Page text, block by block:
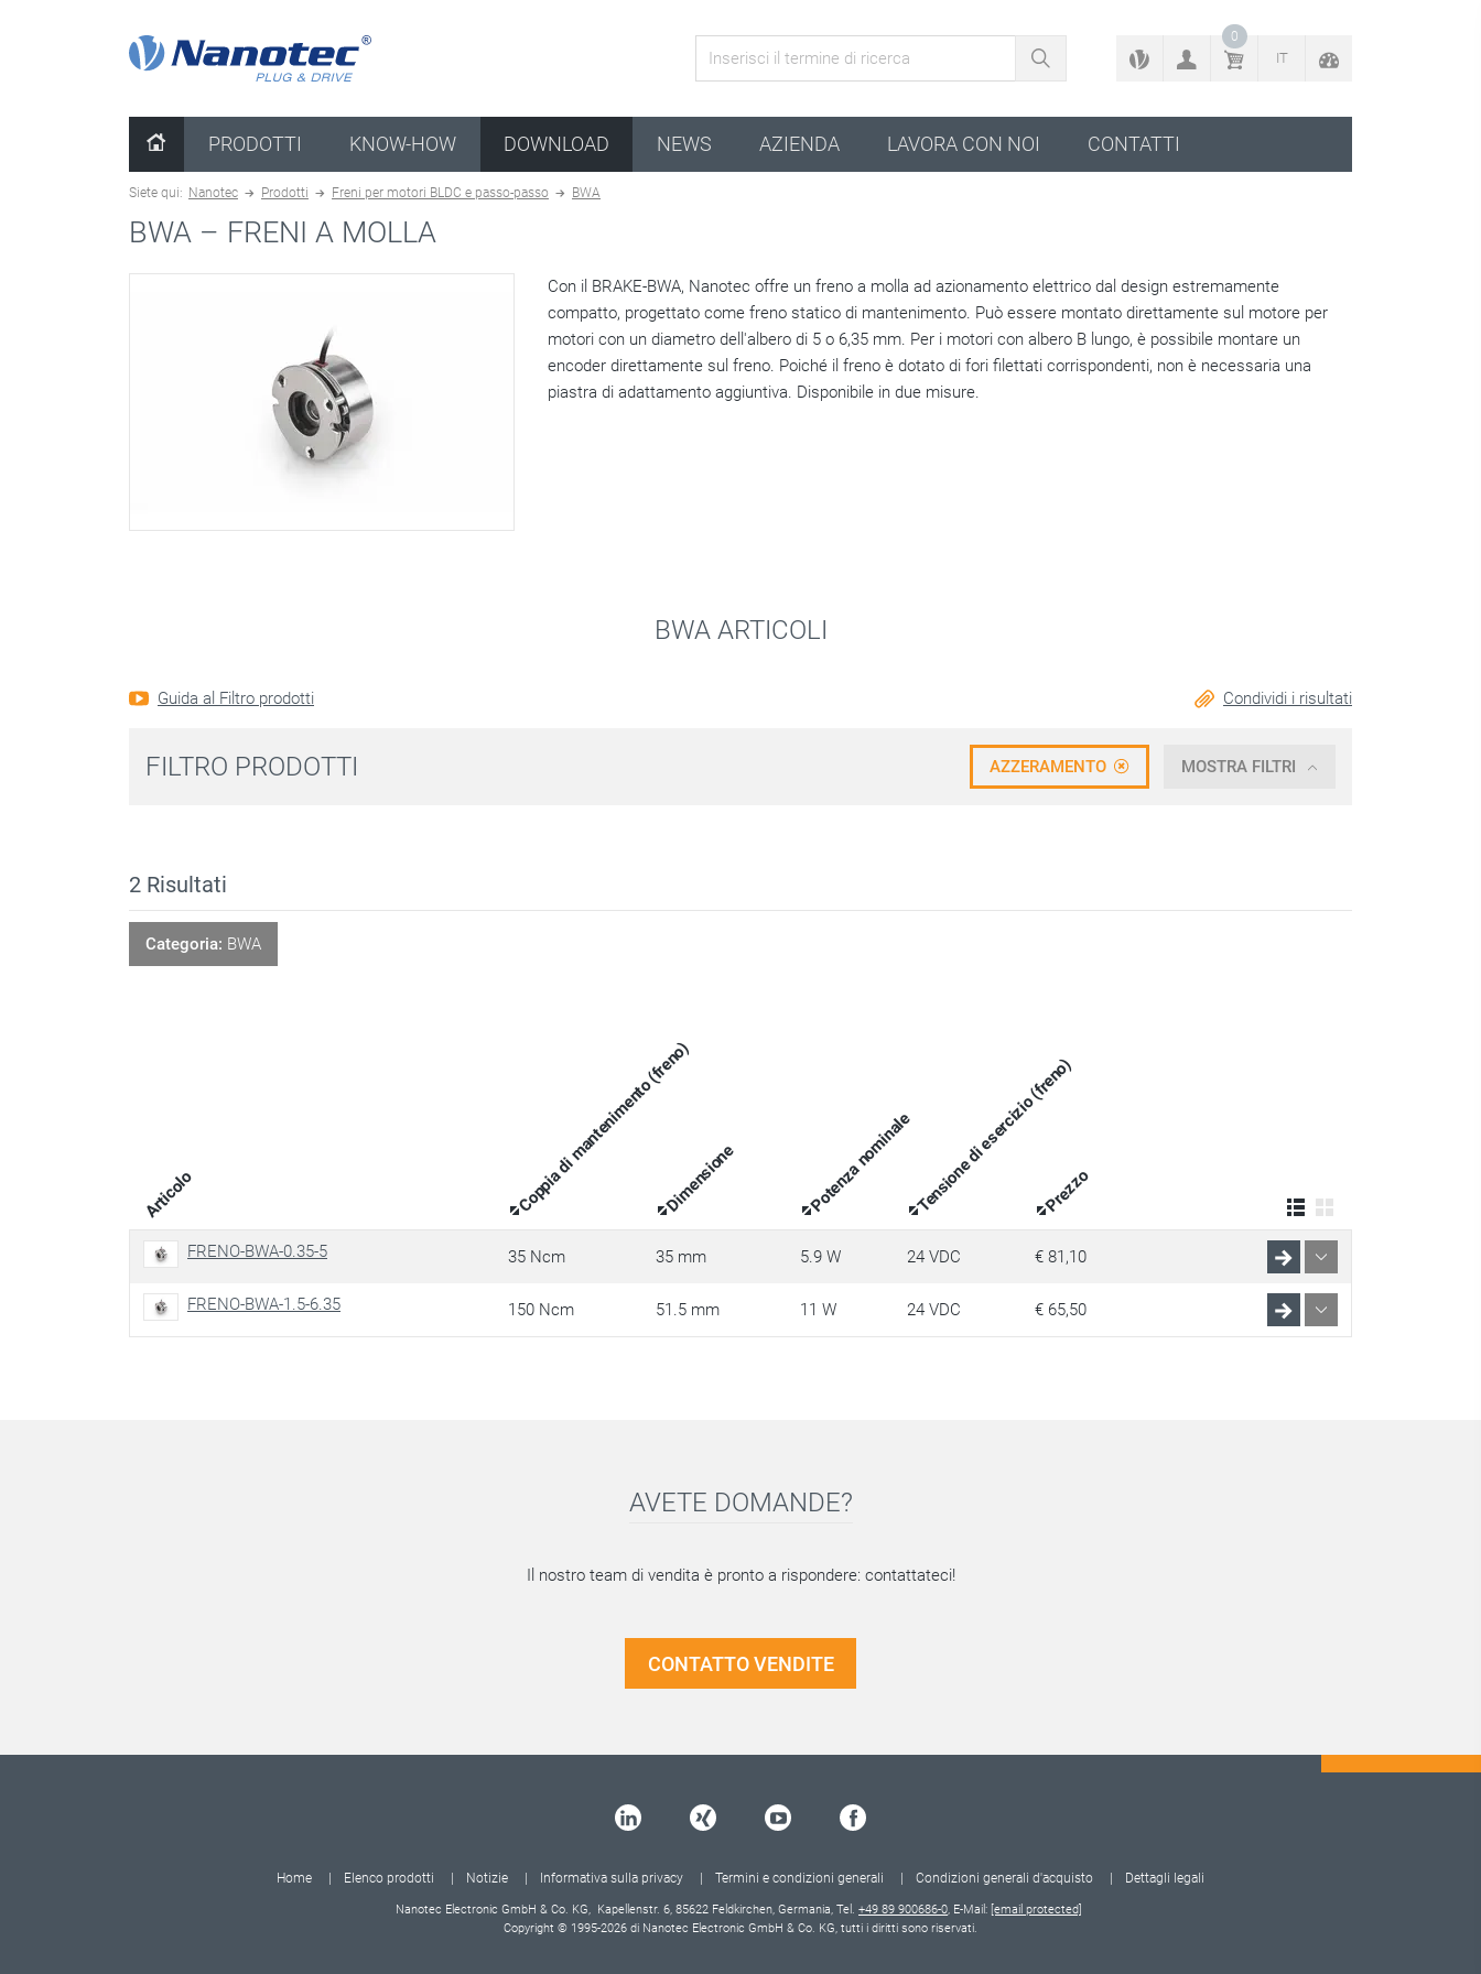
TORNA AL CONFIGURATORE
0
IT
PRODOTTI KNOW-HOW DOWNLOAD NEWS AZIENDA LAVORA CON NOI CONTATTI
Siete qui: Nanotec Prodotti Freni per motori BLDC e passo-passo BWA
BWA – FRENI A MOLLA
Con il BRAKE-BWA, Nanotec offre un freno a molla ad azionamento elettrico dal design estremamente
compatto, progettato come freno statico di mantenimento. Può essere montato direttamente sul motore per
motori con un diametro dell'albero di 5 o 6,35 mm. Per i motori con albero B lungo, è possibile montare un
encoder direttamente sul freno. Poiché il freno è dotato di fori filettati corrispondenti, non è necessaria una
piastra di adattamento aggiuntiva. Disponibile in due misure.
BWA ARTICOLI
Guida al Filtro prodotti Condividi i risultati
FILTRO PRODOTTI MOSTRA FILTRI
AZZERAMENTO
2 Risultati
Categoria: BWA
Articolo Coppia di mantenimento (freno)Dimensione Potenza nominale Tensione di esercizio (freno)
Prezzo
FRENO-BWA-0.35-5 35 Ncm 35 mm 5.9 W 24 VDC € 81,10
FRENO-BWA-1.5-6.35 150 Ncm 51.5 mm 11 W 24 VDC € 65,50
AVETE DOMANDE?
Il nostro team di vendita è pronto a rispondere: contattateci!
CONTATTO VENDITE
Home Elenco prodotti Notizie Informativa sulla privacy Termini e condizioni generali Condizioni generali d'acquisto Dettagli legali
Nanotec Electronic GmbH & Co. KG, Kapellenstr. 6, 85622 Feldkirchen, Germania, Tel. +49 89 900686-0, E-Mail: [email protected]
Copyright © 1995-2026 di Nanotec Electronic GmbH & Co. KG, tutti i diritti sono riservati.